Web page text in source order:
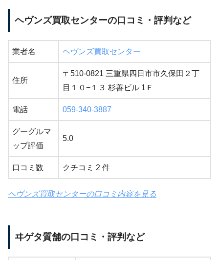
ヘヴンズ買取センターの口コミ・評判など
業者名 ヘヴンズ買取センター
住所
〒510-0821 三重県四日市市久保田２丁
目１０−１３ 杉善ビル 1Ｆ
電話 059-340-3887
グーグルマ
ップ評価
5.0
口コミ数 クチコミ 2 件
ヘヴンズ買取センターの口コミ内容を見る
ヰゲタ質舗の口コミ・評判など